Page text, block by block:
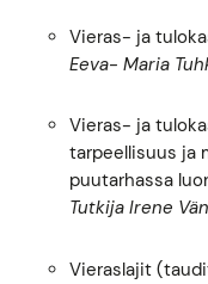
Vieras- ja
Eeva- Maria
Vieras- ja
tarpeellisuus ja
puutarhassa
Tutkija Irene
Vieraslajit